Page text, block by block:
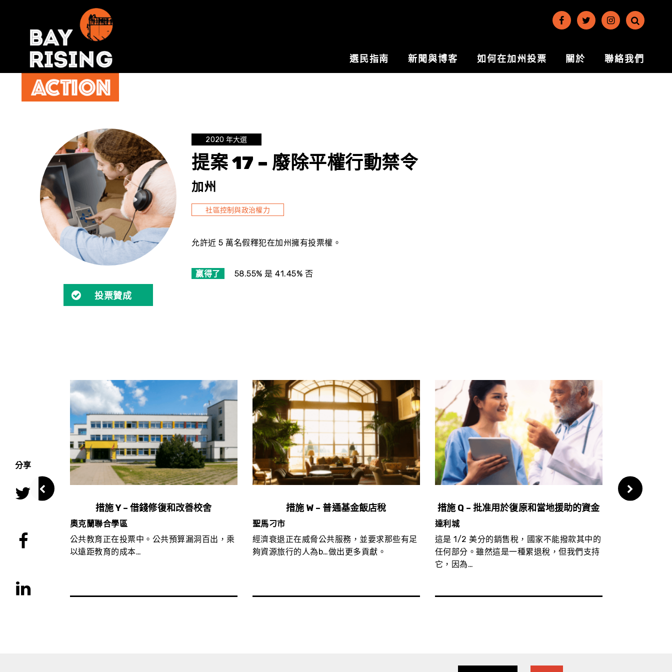
選民指南 新聞與博客 如何在加州投票 關於 聯絡我們
投票贊成
2020 年大選
提案 17 – 廢除平權行動禁令
加州
社區控制與政治權力
允許近 5 萬名假釋犯在加州擁有投票權。
贏得了 58.55% 是 41.45% 否
分享
奮鬥的一個
措施 Y – 借錢修復和改善校舍
奧克蘭聯合學區
公共教育正在投票中。公共預算漏洞百出，乘
以遠距教育的成本…
措施 W – 普通基金飯店稅
聖馬刁市
經濟衰退正在威脅公共服務，並要求那些有足
夠資源旅行的人為b…做出更多貢獻。
措施 Q – 批准用於復原和當地援助的資金
達利城
這是 1/2 美分的銷售稅，國家不能撥款其中的
任何部分。雖然這是一種累退稅，但我們支持
它，因為…